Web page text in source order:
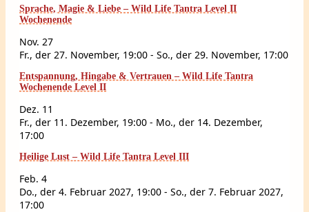
Sprache, Magie & Liebe – Wild Life Tantra Level II
Wochenende
Nov. 27
Fr., der 27. November, 19:00 - So., der 29. November, 17:00
Entspannung, Hingabe & Vertrauen – Wild Life Tantra
Wochenende Level II
Dez. 11
Fr., der 11. Dezember, 19:00 - Mo., der 14. Dezember,
17:00
Heilige Lust – Wild Life Tantra Level III
Feb. 4
Do., der 4. Februar 2027, 19:00 - So., der 7. Februar 2027,
17:00